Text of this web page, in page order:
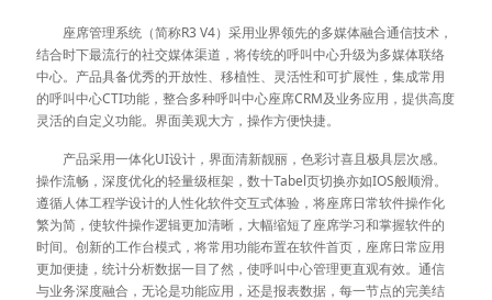
座席管理系统（简称R3 V4）采用业界领先的多媒体融合通信技术，
结合时下最流行的社交媒体渠道，将传统的呼叫中心升级为多媒体联络
中心。产品具备优秀的开放性、移植性、灵活性和可扩展性，集成常用
的呼叫中心CTI功能，整合多种呼叫中心座席CRM及业务应用，提供高度
灵活的自定义功能。界面美观大方，操作方便快捷。
产品采用一体化UI设计，界面清新靓丽，色彩讨喜且极具层次感。
操作流畅，深度优化的轻量级框架，数十Tabel页切换亦如IOS般顺滑。
遵循人体工程学设计的人性化软件交互式体验，将座席日常软件操作化
繁为简，使软件操作逻辑更加清晰，大幅缩短了座席学习和掌握软件的
时间。创新的工作台模式，将常用功能布置在软件首页，座席日常应用
更加便捷，统计分析数据一目了然，使呼叫中心管理更直观有效。通信
与业务深度融合，无论是功能应用，还是报表数据，每一节点的完美结